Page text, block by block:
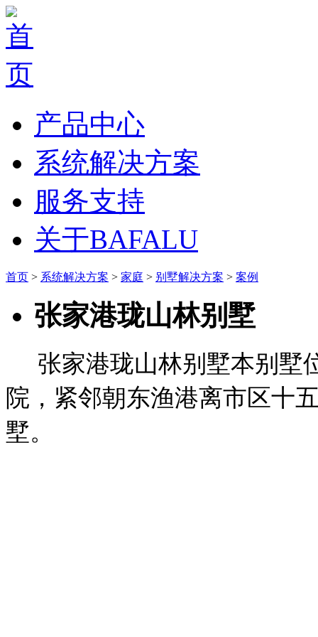
产品中心
系统解决方案
服务支持
关于BAFALU
首页 > 系统解决方案 > 家庭 > 别墅解决方案 > 案例
张家港珑山林别墅
张家港珑山林别墅本别墅
院，紧邻朝东渔港离市区十
墅。